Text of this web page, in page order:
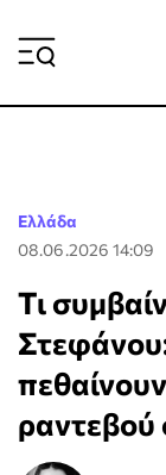
Ελλάδα
08.06.2026 14:09
Τι
ραντεβού